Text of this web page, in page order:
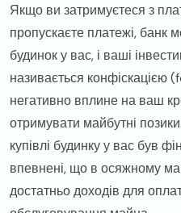
​Якщо ви затримуєтеся з
пропускаєте платежі, банк
будинок у вас, і ваші
називається конфіскацією
негативно вплине на ваш
отримувати майбутні
купівлі будинку у вас був
впевнені, що в осяжному
достатньо доходів для